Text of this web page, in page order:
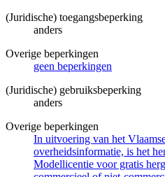
(Juridische) toegangsbeperking
anders
Overige beperkingen
geen beperkingen
(Juridische) gebruiksbeperking
anders
Overige beperkingen
In uitvoering van het
overheidsinformatie, is het
Modellicentie voor gratis